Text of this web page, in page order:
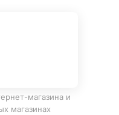
магазина и
магазинах